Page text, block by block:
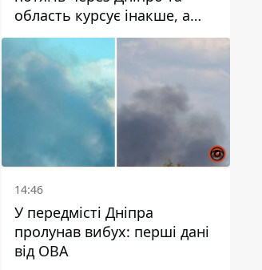
область курсує інакше, а
частину шляху замінили
автобусами та
електричками
14:46
У передмісті Дніпра
пролунав вибух: перші дані
від ОВА